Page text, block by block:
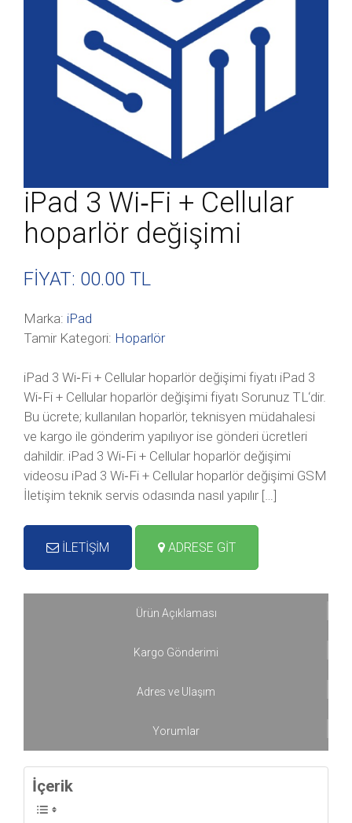
iPad 3 Wi‑Fi + Cellular
hoparlör değişimi
FİYAT: 00.00 TL
Marka: iPad
Tamir Kategori: Hoparlör
iPad 3 Wi‑Fi + Cellular hoparlör değişimi fiyatı iPad 3
Wi‑Fi + Cellular hoparlör değişimi fiyatı Sorunuz TL‘dir.
Bu ücrete; kullanılan hoparlör, teknisyen müdahalesi
ve kargo ile gönderim yapılıyor ise gönderi ücretleri
dahildir. iPad 3 Wi‑Fi + Cellular hoparlör değişimi
videosu iPad 3 Wi‑Fi + Cellular hoparlör değişimi GSM
İletişim teknik servis odasında nasıl yapılır […]
İLETİŞİM ADRESE GİT
Ürün Açıklaması
Kargo Gönderimi
Adres ve Ulaşım
Yorumlar
İçerik